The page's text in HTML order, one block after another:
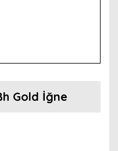
Gold İğne